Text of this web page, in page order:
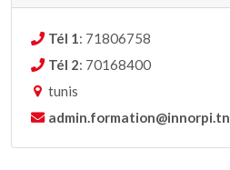
Tél 1 : 71806758
Tél 2: 70168400
tunis
admin.formation@innorpi.tn